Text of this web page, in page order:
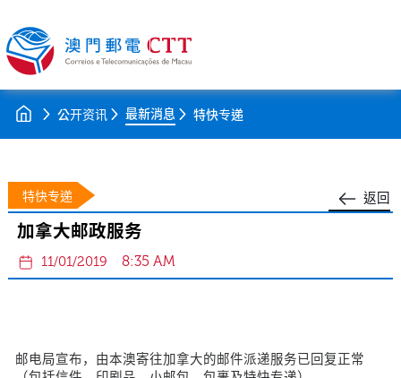
公开资讯 最新消息 特快专递
返回
特快专递
加拿大邮政服务
11/01/2019 8:35 AM
邮电局宣布，由本澳寄往加拿大的邮件派递服务已回复正常